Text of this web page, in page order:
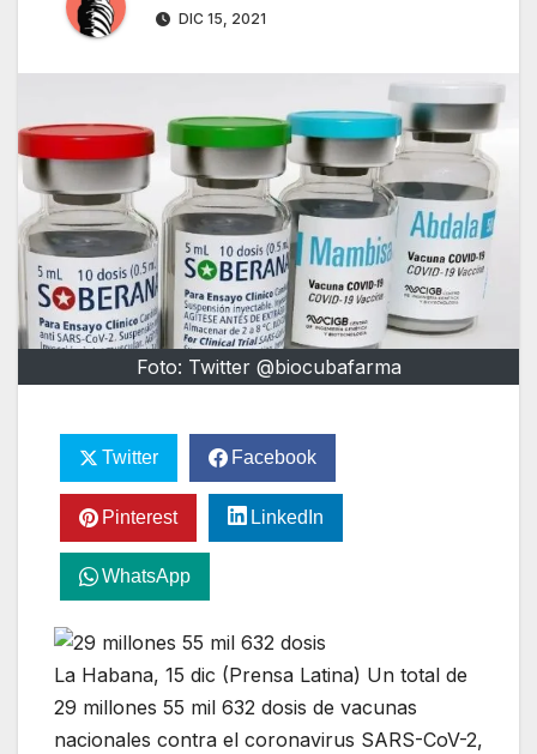
DIC 15, 2021
Foto: Twitter @biocubafarma
Twitter Facebook
Pinterest LinkedIn
WhatsApp
La Habana, 15 dic (Prensa Latina) Un total de
29 millones 55 mil 632 dosis de vacunas
nacionales contra el coronavirus SARS-CoV-2,